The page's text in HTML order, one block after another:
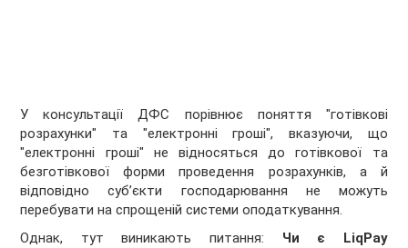
У консультації ДФС порівнює поняття "готівкові
розрахунки" та "електронні гроші", вказуючи, що
"електронні гроші" не відносяться до готівкової та
безготівкової форми проведення розрахунків, а й
відповідно суб’єкти господарювання не можуть
перебувати на спрощеній системи оподаткування.
Однак, тут виникають питання: Чи є LiqPay